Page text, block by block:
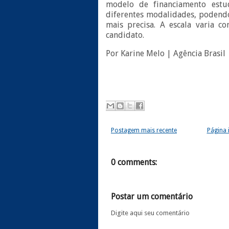
modelo de financiamento
diferentes modalidades,
mais precisa. A escala varia
candidato.
Por Karine Melo | Agência Brasil
Postagem mais recente Página
0 comments:
Postar um comentário
Digite aqui seu comentário